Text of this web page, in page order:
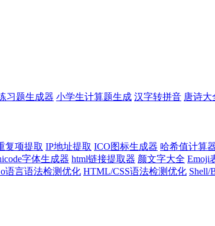
习题生成器 小学生计算题生成 汉字转拼音 唐诗大
复项提取 IP地址提取 ICO图标生成器 哈希值计算
字体生成器 html链接提取器 颜文字大全 Emoji
语言语法检测优化 HTML/CSS语法检测优化 Shell/